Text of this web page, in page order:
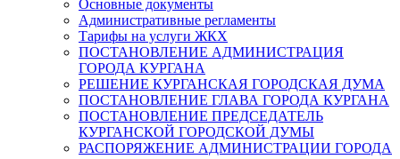
Основные документы
Административные регламенты
Тарифы на услуги ЖКХ
ПОСТАНОВЛЕНИЕ АДМИНИСТРАЦИЯ
ГОРОДА КУРГАНА
РЕШЕНИЕ КУРГАНСКАЯ ГОРОДСКАЯ ДУМА
ПОСТАНОВЛЕНИЕ ГЛАВА ГОРОДА КУРГАНА
ПОСТАНОВЛЕНИЕ ПРЕДСЕДАТЕЛЬ
КУРГАНСКОЙ ГОРОДСКОЙ ДУМЫ
РАСПОРЯЖЕНИЕ АДМИНИСТРАЦИИ ГОРОДА